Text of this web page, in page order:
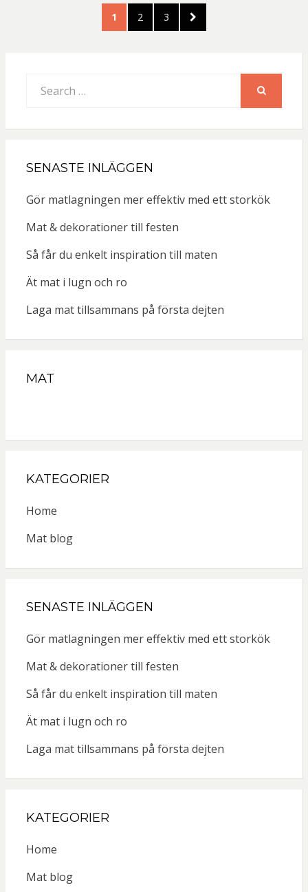
SidnumreringPAGE
1 PAGE
2 PAGE
3
NEXT
PAGE
for:
SENASTE INLÄGGEN
Gör matlagningen mer effektiv med ett storkök
Mat & dekorationer till festen
Så får du enkelt inspiration till maten
Ät mat i lugn och ro
Laga mat tillsammans på första dejten
MAT
KATEGORIER
Home
Mat blog
SENASTE INLÄGGEN
Gör matlagningen mer effektiv med ett storkök
Mat & dekorationer till festen
Så får du enkelt inspiration till maten
Ät mat i lugn och ro
Laga mat tillsammans på första dejten
KATEGORIER
Home
Mat blog